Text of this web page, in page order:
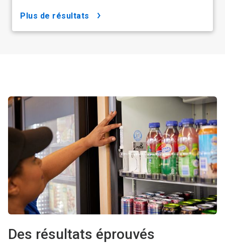
plus de résultats
Des résultats éprouvés